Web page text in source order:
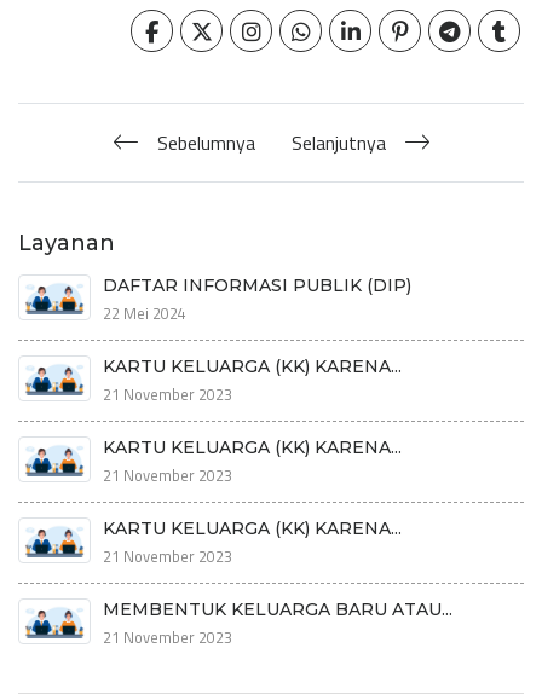
Sebelumnya Selanjutnya
Layanan
DAFTAR INFORMASI PUBLIK (DIP)
22 Mei 2024
KARTU KELUARGA (KK) KARENA...
21 November 2023
KARTU KELUARGA (KK) KARENA...
21 November 2023
KARTU KELUARGA (KK) KARENA...
21 November 2023
MEMBENTUK KELUARGA BARU ATAU...
21 November 2023